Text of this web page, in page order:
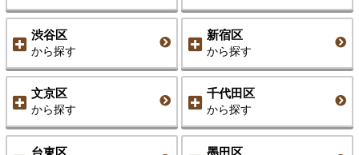
渋谷区
から探す
新宿区
から探す
文京区
から探す
千代田区
から探す
台東区 墨田区